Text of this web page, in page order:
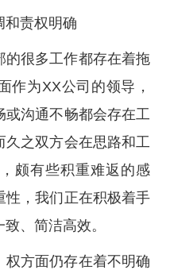
和责权明确
的很多工作都存在着拖
作为XX公司的领导，
或沟通不畅都会存在工
久之双方会在思路和工
颇有些积重难返的感
性，我们正在积极着手
、简洁高效。
方面仍存在着不明确